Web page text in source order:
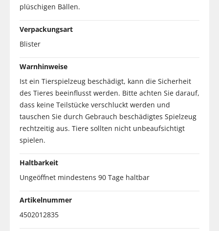
plüschigen Bällen.
Verpackungsart
Blister
Warnhinweise
Ist ein Tierspielzeug beschädigt, kann die Sicherheit
des Tieres beeinflusst werden. Bitte achten Sie darauf,
dass keine Teilstücke verschluckt werden und
tauschen Sie durch Gebrauch beschädigtes Spielzeug
rechtzeitig aus. Tiere sollten nicht unbeaufsichtigt
spielen.
Haltbarkeit
Ungeöffnet mindestens 90 Tage haltbar
Artikelnummer
4502012835